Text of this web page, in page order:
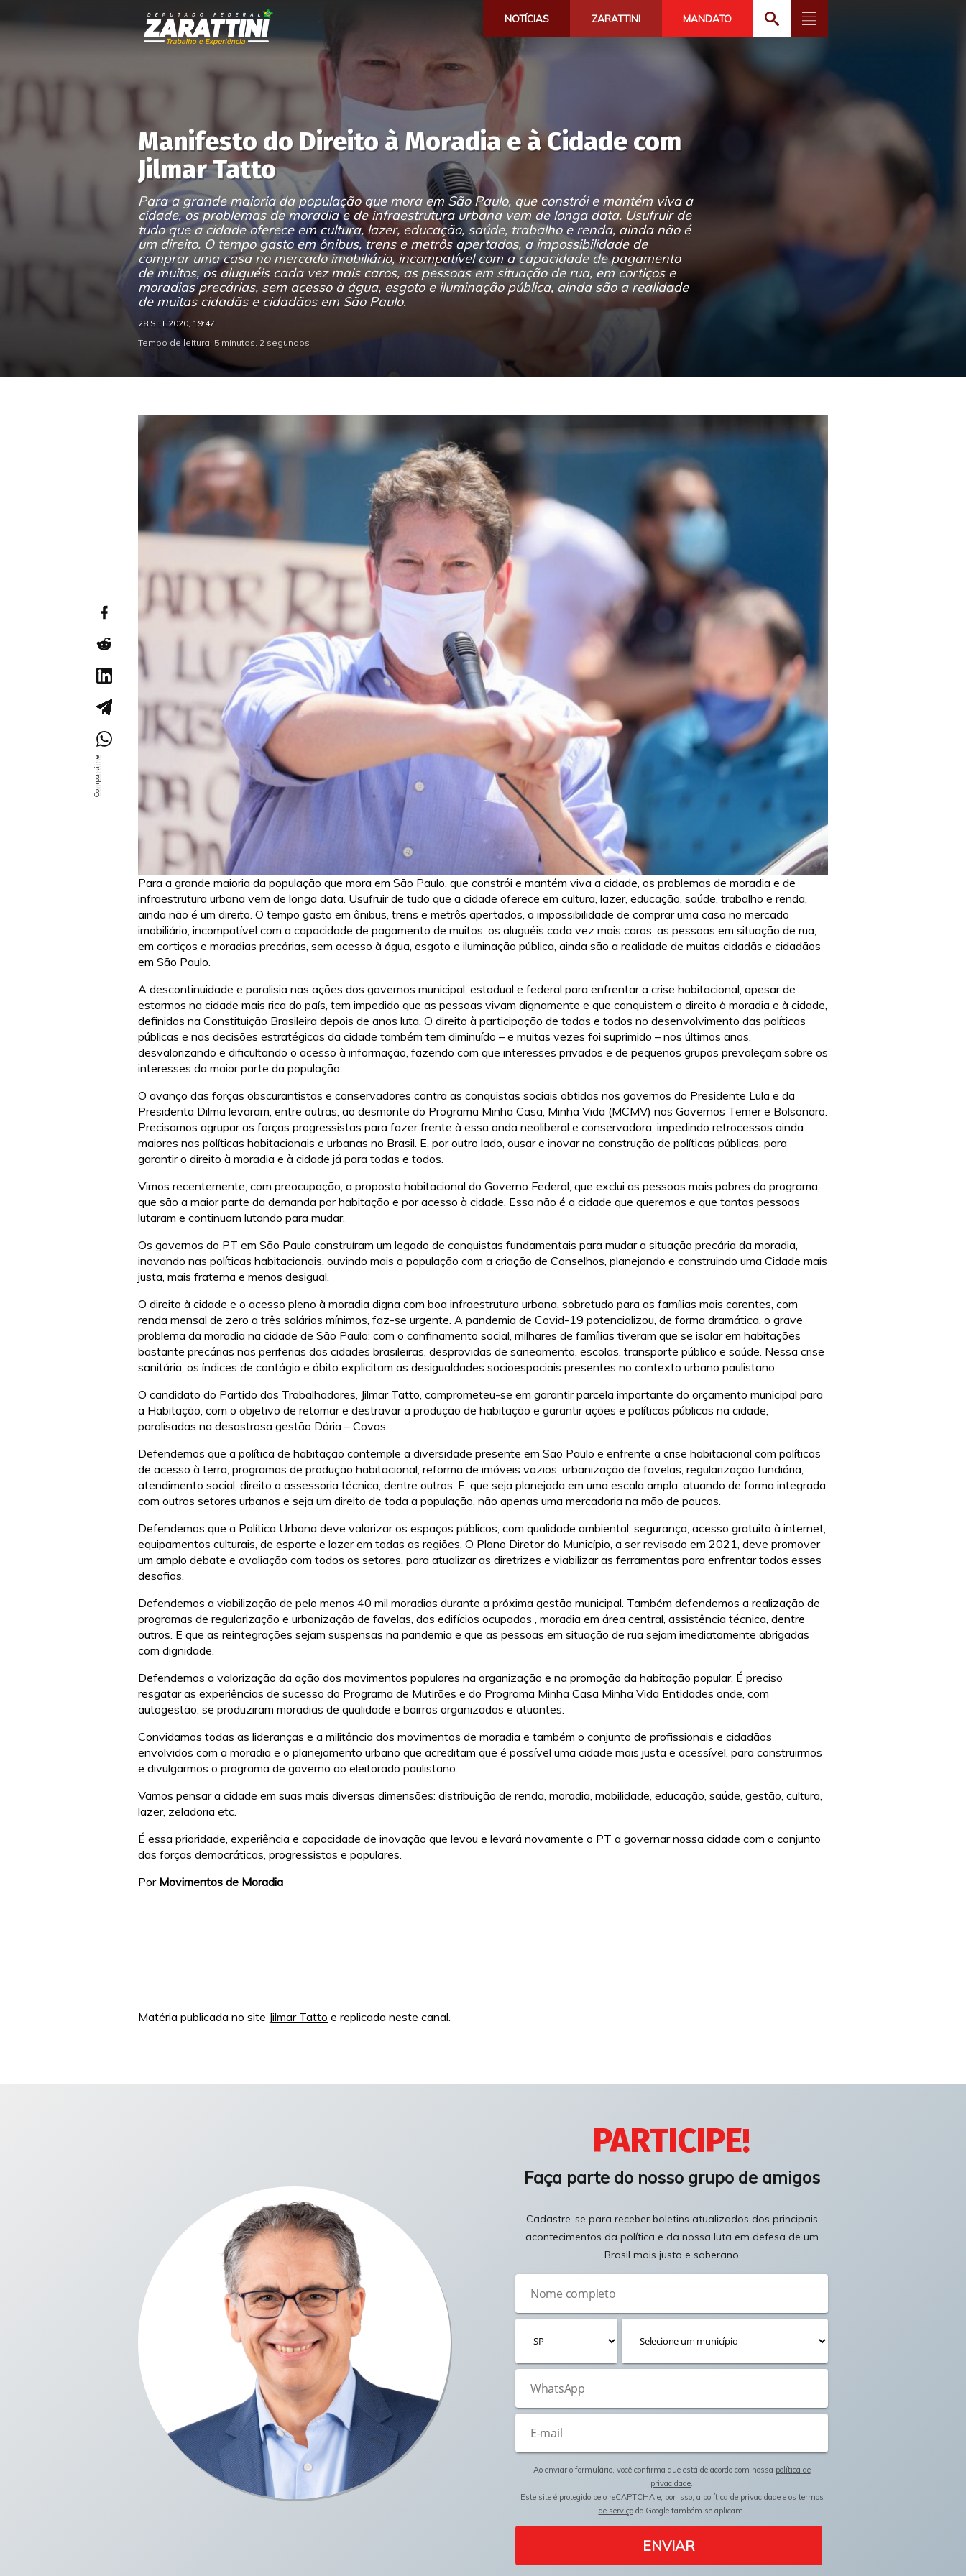
NOTÍCIAS ZARATTINI MANDATO
Manifesto do Direito à Moradia e à Cidade com
Jilmar Tatto
Para a grande maioria da população que mora em São Paulo, que constrói e mantém viva a
cidade, os problemas de moradia e de infraestrutura urbana vem de longa data. Usufruir de
tudo que a cidade oferece em cultura, lazer, educação, saúde, trabalho e renda, ainda não é
um direito. O tempo gasto em ônibus, trens e metrôs apertados, a impossibilidade de
comprar uma casa no mercado imobiliário, incompatível com a capacidade de pagamento
de muitos, os aluguéis cada vez mais caros, as pessoas em situação de rua, em cortiços e
moradias precárias, sem acesso à água, esgoto e iluminação pública, ainda são a realidade
de muitas cidadãs e cidadãos em São Paulo.
28 SET 2020, 19:47
Tempo de leitura: 5 minutos, 2 segundos
Para a grande maioria da população que mora em São Paulo, que constrói e mantém viva a cidade, os problemas de moradia e de
infraestrutura urbana vem de longa data. Usufruir de tudo que a cidade oferece em cultura, lazer, educação, saúde, trabalho e renda,
ainda não é um direito. O tempo gasto em ônibus, trens e metrôs apertados, a impossibilidade de comprar uma casa no mercado
imobiliário, incompatível com a capacidade de pagamento de muitos, os aluguéis cada vez mais caros, as pessoas em situação de rua,
em cortiços e moradias precárias, sem acesso à água, esgoto e iluminação pública, ainda são a realidade de muitas cidadãs e cidadãos
em São Paulo.
A descontinuidade e paralisia nas ações dos governos municipal, estadual e federal para enfrentar a crise habitacional, apesar de
estarmos na cidade mais rica do país, tem impedido que as pessoas vivam dignamente e que conquistem o direito à moradia e à cidade,
definidos na Constituição Brasileira depois de anos luta. O direito à participação de todas e todos no desenvolvimento das políticas
públicas e nas decisões estratégicas da cidade também tem diminuído – e muitas vezes foi suprimido – nos últimos anos,
desvalorizando e dificultando o acesso à informação, fazendo com que interesses privados e de pequenos grupos prevaleçam sobre os
interesses da maior parte da população.
O avanço das forças obscurantistas e conservadores contra as conquistas sociais obtidas nos governos do Presidente Lula e da
Presidenta Dilma levaram, entre outras, ao desmonte do Programa Minha Casa, Minha Vida (MCMV) nos Governos Temer e Bolsonaro.
Precisamos agrupar as forças progressistas para fazer frente à essa onda neoliberal e conservadora, impedindo retrocessos ainda
maiores nas políticas habitacionais e urbanas no Brasil. E, por outro lado, ousar e inovar na construção de políticas públicas, para
garantir o direito à moradia e à cidade já para todas e todos.
Vimos recentemente, com preocupação, a proposta habitacional do Governo Federal, que exclui as pessoas mais pobres do programa,
que são a maior parte da demanda por habitação e por acesso à cidade. Essa não é a cidade que queremos e que tantas pessoas
lutaram e continuam lutando para mudar.
Os governos do PT em São Paulo construíram um legado de conquistas fundamentais para mudar a situação precária da moradia,
inovando nas políticas habitacionais, ouvindo mais a população com a criação de Conselhos, planejando e construindo uma Cidade mais
justa, mais fraterna e menos desigual.
O direito à cidade e o acesso pleno à moradia digna com boa infraestrutura urbana, sobretudo para as famílias mais carentes, com
renda mensal de zero a três salários mínimos, faz-se urgente. A pandemia de Covid-19 potencializou, de forma dramática, o grave
problema da moradia na cidade de São Paulo: com o confinamento social, milhares de famílias tiveram que se isolar em habitações
bastante precárias nas periferias das cidades brasileiras, desprovidas de saneamento, escolas, transporte público e saúde. Nessa crise
sanitária, os índices de contágio e óbito explicitam as desigualdades socioespaciais presentes no contexto urbano paulistano.
O candidato do Partido dos Trabalhadores, Jilmar Tatto, comprometeu-se em garantir parcela importante do orçamento municipal para
a Habitação, com o objetivo de retomar e destravar a produção de habitação e garantir ações e políticas públicas na cidade,
paralisadas na desastrosa gestão Dória – Covas.
Defendemos que a política de habitação contemple a diversidade presente em São Paulo e enfrente a crise habitacional com políticas
de acesso à terra, programas de produção habitacional, reforma de imóveis vazios, urbanização de favelas, regularização fundiária,
atendimento social, direito a assessoria técnica, dentre outros. E, que seja planejada em uma escala ampla, atuando de forma integrada
com outros setores urbanos e seja um direito de toda a população, não apenas uma mercadoria na mão de poucos.
Defendemos que a Política Urbana deve valorizar os espaços públicos, com qualidade ambiental, segurança, acesso gratuito à internet,
equipamentos culturais, de esporte e lazer em todas as regiões. O Plano Diretor do Município, a ser revisado em 2021, deve promover
um amplo debate e avaliação com todos os setores, para atualizar as diretrizes e viabilizar as ferramentas para enfrentar todos esses
desafios.
Defendemos a viabilização de pelo menos 40 mil moradias durante a próxima gestão municipal. Também defendemos a realização de
programas de regularização e urbanização de favelas, dos edifícios ocupados , moradia em área central, assistência técnica, dentre
outros. E que as reintegrações sejam suspensas na pandemia e que as pessoas em situação de rua sejam imediatamente abrigadas
com dignidade.
Defendemos a valorização da ação dos movimentos populares na organização e na promoção da habitação popular. É preciso
resgatar as experiências de sucesso do Programa de Mutirões e do Programa Minha Casa Minha Vida Entidades onde, com
autogestão, se produziram moradias de qualidade e bairros organizados e atuantes.
Convidamos todas as lideranças e a militância dos movimentos de moradia e também o conjunto de profissionais e cidadãos
envolvidos com a moradia e o planejamento urbano que acreditam que é possível uma cidade mais justa e acessível, para construirmos
e divulgarmos o programa de governo ao eleitorado paulistano.
Vamos pensar a cidade em suas mais diversas dimensões: distribuição de renda, moradia, mobilidade, educação, saúde, gestão, cultura,
lazer, zeladoria etc.
É essa prioridade, experiência e capacidade de inovação que levou e levará novamente o PT a governar nossa cidade com o conjunto
das forças democráticas, progressistas e populares.
Por Movimentos de Moradia
Matéria publicada no site Jilmar Tatto e replicada neste canal.
PARTICIPE!
Faça parte do nosso grupo de amigos
Cadastre-se para receber boletins atualizados dos principais
acontecimentos da política e da nossa luta em defesa de um
Brasil mais justo e soberano
Ao enviar o formulário, você confirma que está de acordo com nossa política de
privacidade.
Este site é protegido pelo reCAPTCHA e, por isso, a política de privacidadee os termos
de serviçodo Google também se aplicam.
ENVIAR